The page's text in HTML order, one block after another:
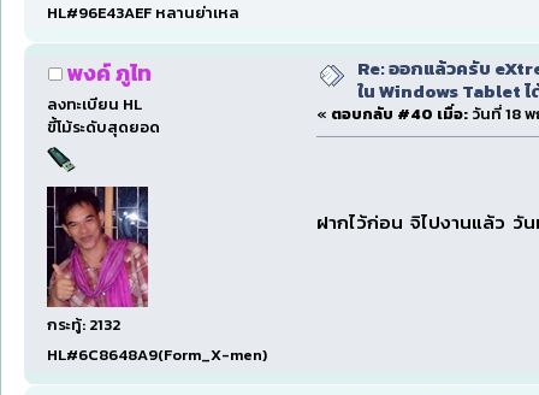
HL#96E43AEF หลานย่าเหล
พงค์ ภูไท
ลงทะเบียน HL
ขี้โม้ระดับสุดยอด
กระทู้: 2132
HL#6C8648A9(Form_X-men)
Re: ออกแล้วครับ
ใน Windows Tablet
« ตอบกลับ #40 เมื่อ: วันที่ 18
ฝากไว้ก่อน จิไปงานแล้ว วั